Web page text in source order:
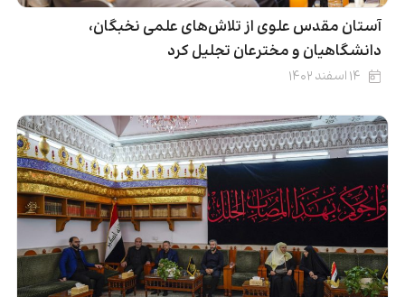
آستان مقدس علوی از تلاش‌های علمی نخبگان،
دانشگاهیان و مخترعان تجلیل کرد
۱۴ اسفند ۱۴۰۲